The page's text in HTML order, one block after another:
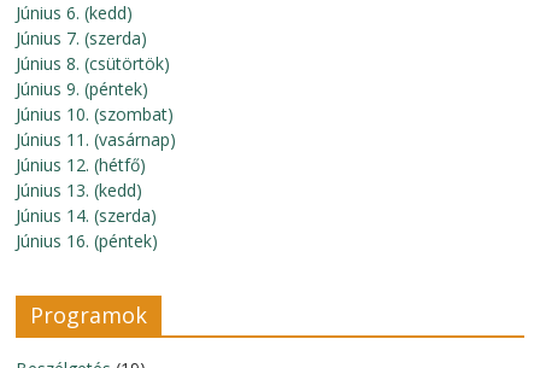
Június 6. (kedd)
Június 7. (szerda)
Június 8. (csütörtök)
Június 9. (péntek)
Június 10. (szombat)
Június 11. (vasárnap)
Június 12. (hétfő)
Június 13. (kedd)
Június 14. (szerda)
Június 16. (péntek)
Programok